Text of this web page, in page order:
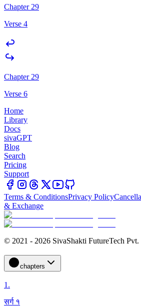
Chapter 29
Verse 4
Chapter 29
Verse 6
Home
Library
Docs
sivaGPT
Blog
Search
Pricing
Support
Terms & ConditionsPrivacy Policy
& Exchange
© 2021 - 2026 SivaShakti FutureTech Pvt.
chapters
1.
सर्ग १